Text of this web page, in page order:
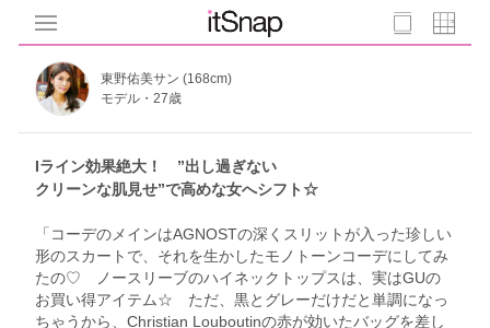
東野佑美サン (168cm)
モデル・27歳
Iライン効果絶大！ ”出し過ぎない
クリーンな肌見せ”で高めな女へシフト☆
「コーデのメインはAGNOSTの深くスリットが入った珍しい
形のスカートで、それを生かしたモノトーンコーデにしてみ
たの♡ ノースリーブのハイネックトップスは、実はGUの
お買い得アイテム☆ ただ、黒とグレーだけだと単調になっ
ちゃうから、Christian Louboutinの赤が効いたバッグを差し